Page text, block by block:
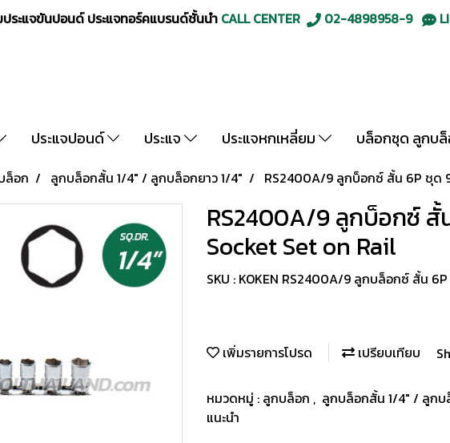
ประแจขันปอนด์ ประแจทอร์คแบรนด์ชั้นนำ CALL CENTER 02-4898958-9
ประแจปอนด์ ประแจ ประแจหกเหลี่ยม บล็อกชุด ลูกบ
ล็อก ลูกบล็อกสั้น 1/4" / ลูกบล็อกยาว 1/4" RS2400A/9 ลูกบ็อกซ์ สั้น 6P ชุด
RS2400A/9 ลูกบ็อกซ์ สั้
Socket Set on Rail
SKU : KOKEN RS2400A/9 ลูกบล็อกซ์ สั้น 6P
เพิ่มรายการโปรด เปรียบเทียบ
หมวดหมู่ : ลูกบล็อก , ลูกบล็อกสั้น 1/4" / ลูกบ
แนะนำ